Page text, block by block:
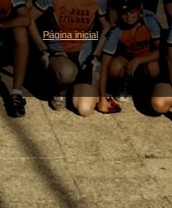
Página inicial